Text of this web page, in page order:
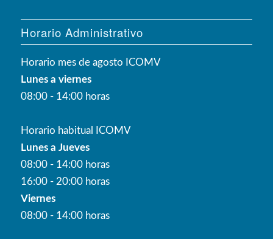
Horario Administrativo
Horario mes de agosto ICOMV
Lunes a viernes
08:00 - 14:00 horas
Horario habitual ICOMV
Lunes a Jueves
08:00 - 14:00 horas
16:00 - 20:00 horas
Viernes
08:00 - 14:00 horas